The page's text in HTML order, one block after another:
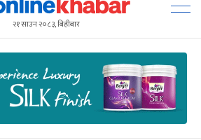
२१ साउन २०८३, बिहीबार